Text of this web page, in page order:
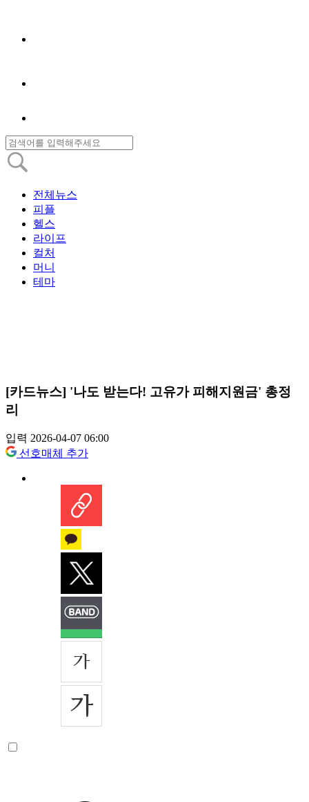
전체뉴스
피플
헬스
라이프
컬처
머니
테마
[카드뉴스] '나도 받는다! 고유가 피해지원금' 총정
리
입력 2026-04-07 06:00
선호매체 추가